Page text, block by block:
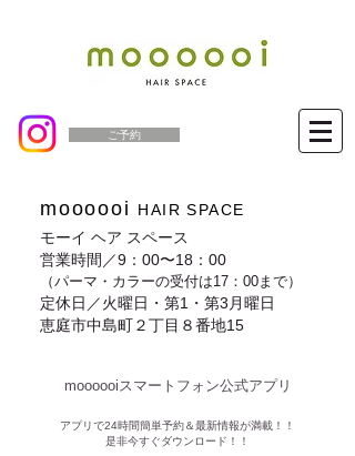
ご予約
moooooi
HAIR SPACE
モーイ ヘア スペース
営業時間／9：00〜18：00
（パーマ・カラーの受付は17：00まで）
定休日／火曜日・第1・第3月曜日
恵庭市中島町２丁目８番地15
moooooiスマートフォン公式アプリ​
​アプリで24時間簡単予約＆最新情報が満載！！
是非今すぐダウンロード！！